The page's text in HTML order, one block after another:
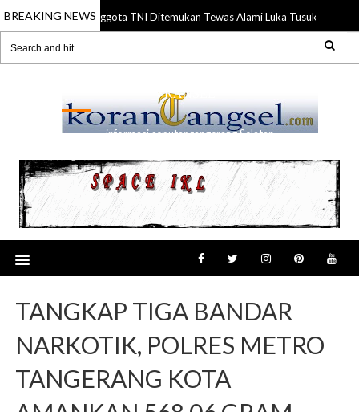
BREAKING NEWS
21 Jul 2026 Anggota TNI Ditemukan Tewas Alami Luka Tusuk di Gading
RANSEL
informasi seputar tangerang Selatan
TANGKAP TIGA BANDAR
NARKOTIK, POLRES METRO
TANGERANG KOTA